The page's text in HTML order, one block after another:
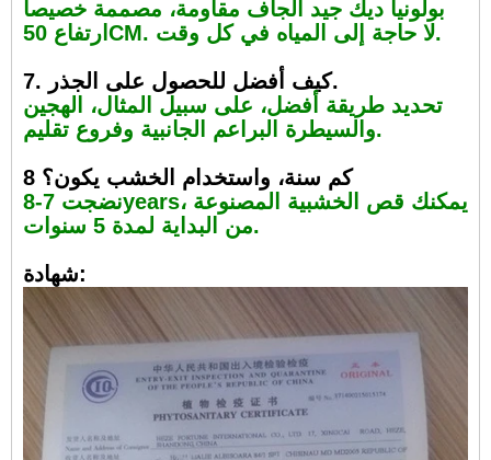
بولونيا ديك جيد الجاف مقاومة، مصممة خصيصا
ارتفاع 50CM. لا حاجة إلى المياه في كل وقت.
7. كيف أفضل للحصول على الجذر.
تحديد طريقة أفضل، على سبيل المثال، الهجين
والسيطرة البراعم الجانبية وفروع تقليم.
8 كم سنة، واستخدام الخشب يكون؟
نضجت 7-8years، يمكنك قص الخشبية المصنوعة
من البداية لمدة 5 سنوات.
شهادة: